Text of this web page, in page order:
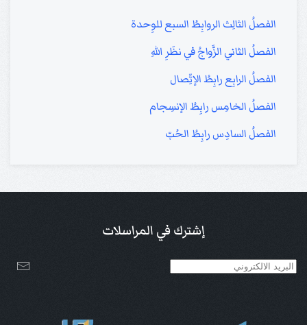
الفصلُ الثالِث الروابِطُ السبع للوِحدة
الفصلُ الثاني الزَّواجُ في نظَرِ اللهِ
الفصلُ الرابِع رابِطُ الإتِّصال
الفصلُ الخامِس رابِطُ الإنسِجام
الفصلُ السادِس رابِطُ الحُبّ
إشترك في المراسلات